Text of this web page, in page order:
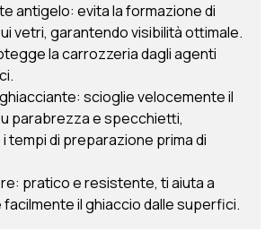
antigelo: evita la formazione di
vetri, garantendo visibilità ottimale.
la carrozzeria dagli agenti
scioglie velocemente il
parabrezza e specchietti,
tempi di preparazione prima di
pratico e resistente, ti aiuta a
il ghiaccio dalle superfici.